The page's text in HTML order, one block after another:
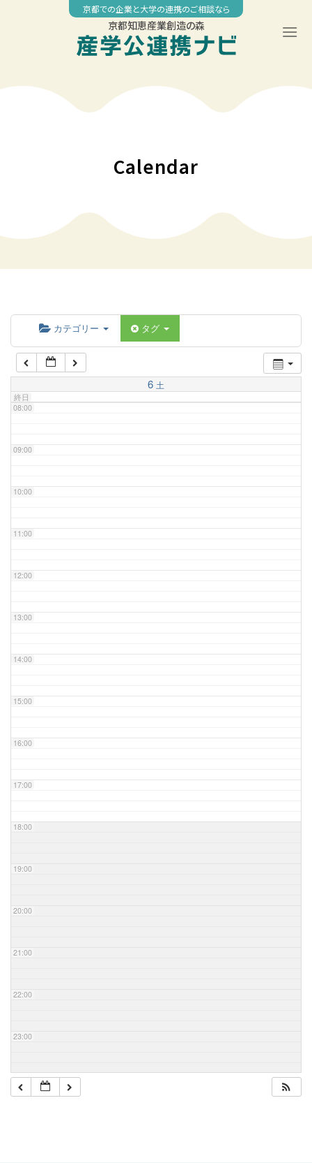
京都での企業と大学の連携のご相談なら
京都知恵産業創造の森
Calendar
カテゴリー タグ
6 土
終日
04:00
07:00
08:00
09:00
10:00
11:00
12:00
13:00
14:00
15:00
16:00
17:00
18:00
19:00
20:00
21:00
22:00
23:00